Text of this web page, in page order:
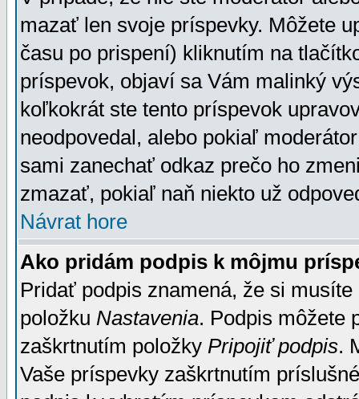
mazať len svoje príspevky. Môžete
času po prispení) kliknutím na
príspevok, objaví sa Vám malinký
koľkokrát ste tento príspevok
neodpovedal, alebo pokiaľ
sami zanechať odkaz prečo ho
zmazať, pokiaľ naň niekto už
Návrat hore
Ako pridám podpis k môjmu
Pridať podpis znamená, že si
položku Nastavenia. Podpis môžete
zaškrtnutím položky Pripojiť podpis.
Vaše príspevky zaškrtnutím